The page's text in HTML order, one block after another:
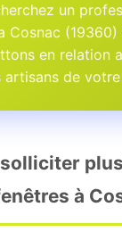
un
Cosnac (19360)
en relation
artisans de
à